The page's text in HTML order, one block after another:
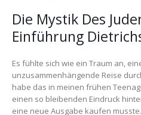
Die Mystik Des
Einführung
Es fühlte sich wie ein Traum an,
unzusammenhängende Reise
habe das in meinen frühen
einen so bleibenden Eindruck
eine neue Ausgabe kaufen